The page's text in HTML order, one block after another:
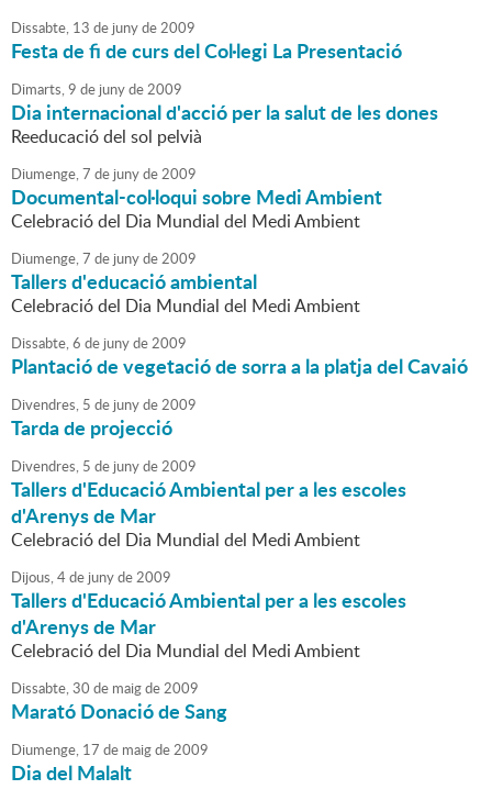
Dissabte, 13 de junyde2009
Festa de fi de curs del Col·legi La Presentació
Dimarts,9 de junyde2009
Dia internacional d'acció per la salut de les dones
Reeducació del sol pelvià
Diumenge,7 de junyde2009
Documental-col·loqui sobre Medi Ambient
Celebració del Dia Mundial del Medi Ambient
Diumenge,7 de junyde2009
Tallers d'educació ambiental
Celebració del Dia Mundial del Medi Ambient
Dissabte,6 de junyde2009
Plantació de vegetació de sorra a la platja del Cavaió
Divendres, 5 de junyde2009
Tarda de projecció
Divendres, 5 de junyde2009
Tallers d'Educació Ambiental per a les escoles
d'Arenys de Mar
Celebració del Dia Mundial del Medi Ambient
Dijous,4de junyde2009
Tallers d'Educació Ambiental per a les escoles
d'Arenys de Mar
Celebració del Dia Mundial del Medi Ambient
Dissabte,30 de maigde2009
Marató Donació de Sang
Diumenge, 17 de maigde2009
Dia del Malalt